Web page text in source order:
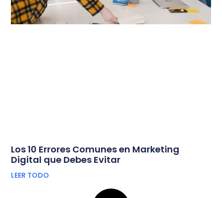
Los 10 Errores Comunes en Marketing
Digital que Debes Evitar
LEER TODO